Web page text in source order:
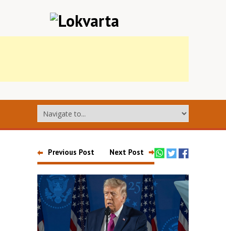
Previous Post Next Post